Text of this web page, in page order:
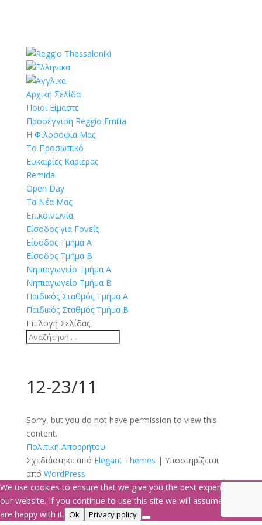
Αρχική Σελίδα
Ποιοι Είμαστε
Προσέγγιση Reggio Emilia
Η Φιλοσοφία Μας
Το Προσωπικό
Ευκαιρίες Καριέρας
Remida
Open Day
Τα Νέα Μας
Επικοινωνία
Είσοδος για Γονείς
Είσοδος Τμήμα Α
Είσοδος Τμήμα Β
Νηπιαγωγείο Τμήμα Α
Νηπιαγωγείο Τμήμα Β
Παιδικός Σταθμός Τμήμα Α
Παιδικός Σταθμός Τμήμα Β
Επιλογή Σελίδας
12-23/11
Sorry, but you do not have permission to view this
content.
Πολιτική Απορρήτου
Σχεδιάστηκε από Elegant Themes | Υποστηρίζεται
από WordPress
We use cookies to ensure that we give you the best experience on
our website. If you continue to use this site we will assume that you
are happy with it. Ok Privacy policy